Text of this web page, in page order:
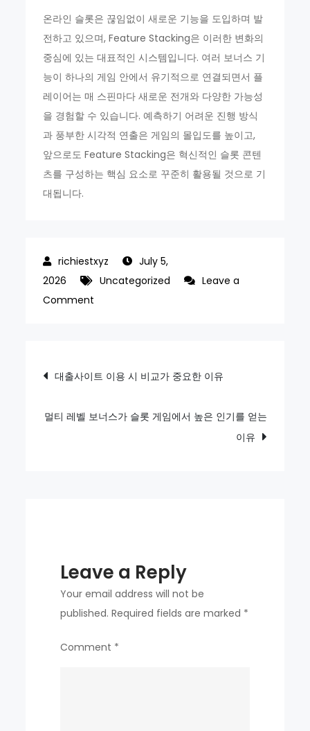
온라인 슬롯은 끊임없이 새로운 기능을 도입하며 발
전하고 있으며, Feature Stacking은 이러한 변화의
중심에 있는 대표적인 시스템입니다. 여러 보너스 기
능이 하나의 게임 안에서 유기적으로 연결되면서 플
레이어는 매 스핀마다 새로운 전개와 다양한 가능성
을 경험할 수 있습니다. 예측하기 어려운 진행 방식
과 풍부한 시각적 연출은 게임의 몰입도를 높이고,
앞으로도 Feature Stacking은 혁신적인 슬롯 콘텐
츠를 구성하는 핵심 요소로 꾸준히 활용될 것으로 기
대됩니다.
July 5,
2026
Uncategorized
Leave a
Comment
임
서
하
는
방
Post
navigation
대출사이트 이용 시 비교가 중요한 이유
멀티 레벨 보너스가 슬롯 게임에서 높은 인기를 얻는
이유
Leave a Reply
Your email address will not be
published. Required fields are marked *
Comment *